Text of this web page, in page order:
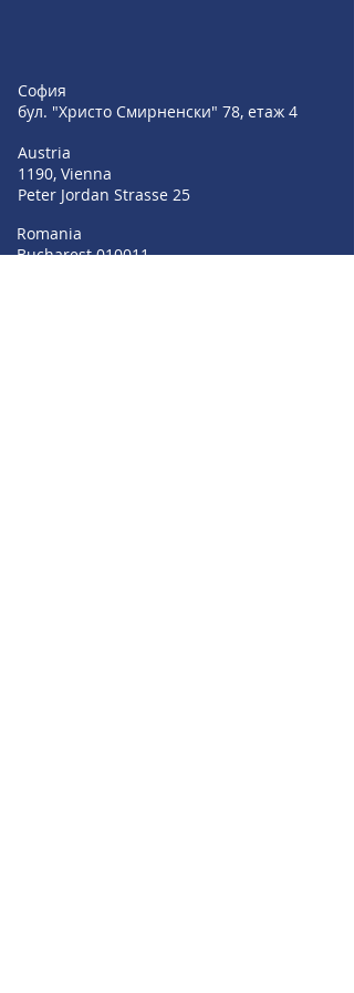
София
бул. "Христо Смирненски" 78, етаж 4
Austria
1190, Vienna
Peter Jordan Strasse 25
Romania
Bucharest 010011